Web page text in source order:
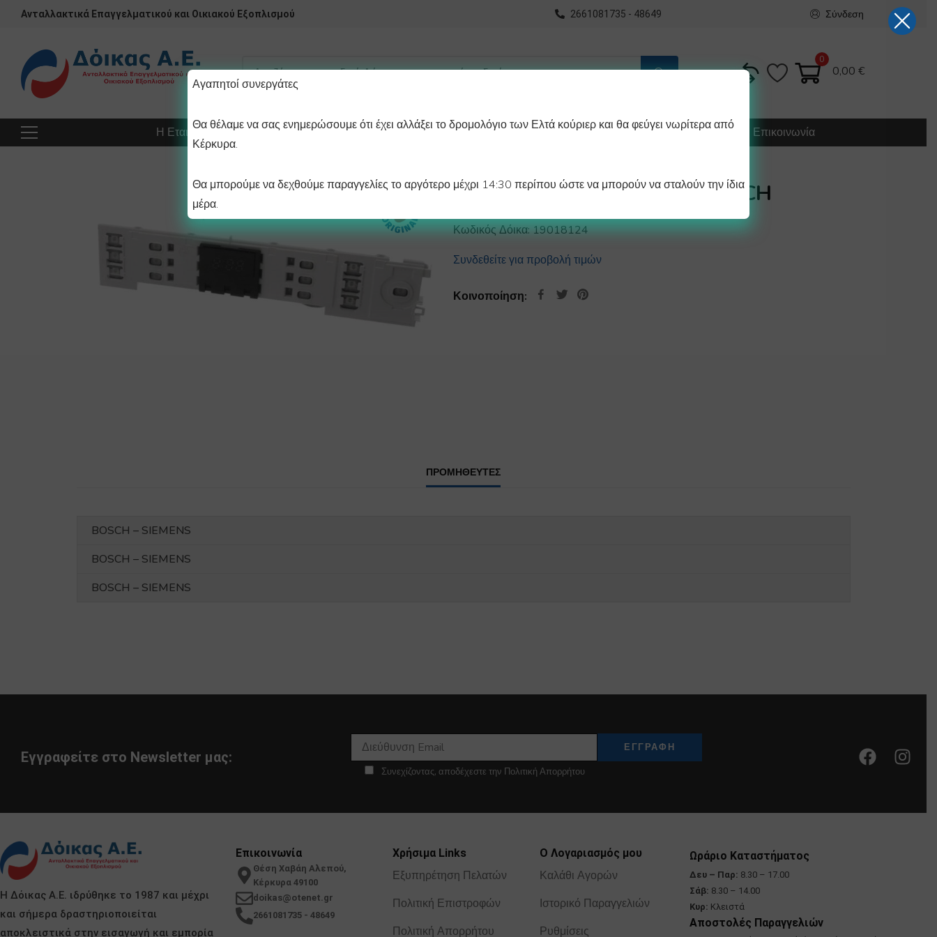
Ανταλλακτικά Επαγγελματικού και Οικιακού Εξοπλισμού 2661081735 - 48649 Σύνδεση
0
0,00€
Η Εταιρεία Προϊόντα Προχωρημένη Αναζήτηση Διαγράμματα Λάστιχα Ψυγείου Κατασκευή Οδηγίες Επικοινωνία
ΠΛΑΚΕΤΑ ΠΛΥΝΤΗΡΙΟΥ BOSCH
Κωδικός Δόικα:19018124
Συνδεθείτε για προβολή τιμών
Κοινοποίηση:
ΠΡΟΜΗΘΕΥΤΕΣ
BOSCH – SIEMENS
BOSCH – SIEMENS
BOSCH – SIEMENS
Εγγραφείτε στο Newsletter μας:
Συνεχίζοντας, αποδέχεστε την Πολιτική Απορρήτου
Η Δόικας Α.Ε. ιδρύθηκε το 1987 και μέχρι
και σήμερα δραστηριοποιείται
αποκλειστικά στην εισαγωγή και εμπορία
Επικοινωνία
Θέση Χαβάη Αλεπού,
Κέρκυρα 49100
doikas@otenet.gr
2661081735 - 48649
Χρήσιμα Links
Εξυπηρέτηση Πελατών
Πολιτική Επιστροφών
Πολιτική Απορρήτου
Ο Λογαριασμός μου
Καλάθι Αγορών
Ιστορικό Παραγγελιών
Ρυθμίσεις
Ωράριο Καταστήματος
Δευ – Παρ: 8.30 – 17.00
Σάβ: 8.30 – 14.00
Κυρ: Κλειστά
Αποστολές Παραγγελιών
Αγαπητοί συνεργάτες
Θα θέλαμε να σας ενημερώσουμε ότι έχει αλλάξει το δρομολόγιο των Ελτά κούριερ και θα φεύγει νωρίτερα από
Κέρκυρα.
Θα μπορούμε να δεχθούμε παραγγελίες το αργότερο μέχρι 14:30 περίπου ώστε να μπορούν να σταλούν την ίδια
μέρα.